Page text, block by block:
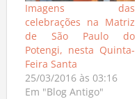
Imagens das
celebrações na Matriz
de São Paulo do
Potengi, nesta Quinta-
Feira Santa
25/03/2016 às 03:16
Em "Blog Antigo"